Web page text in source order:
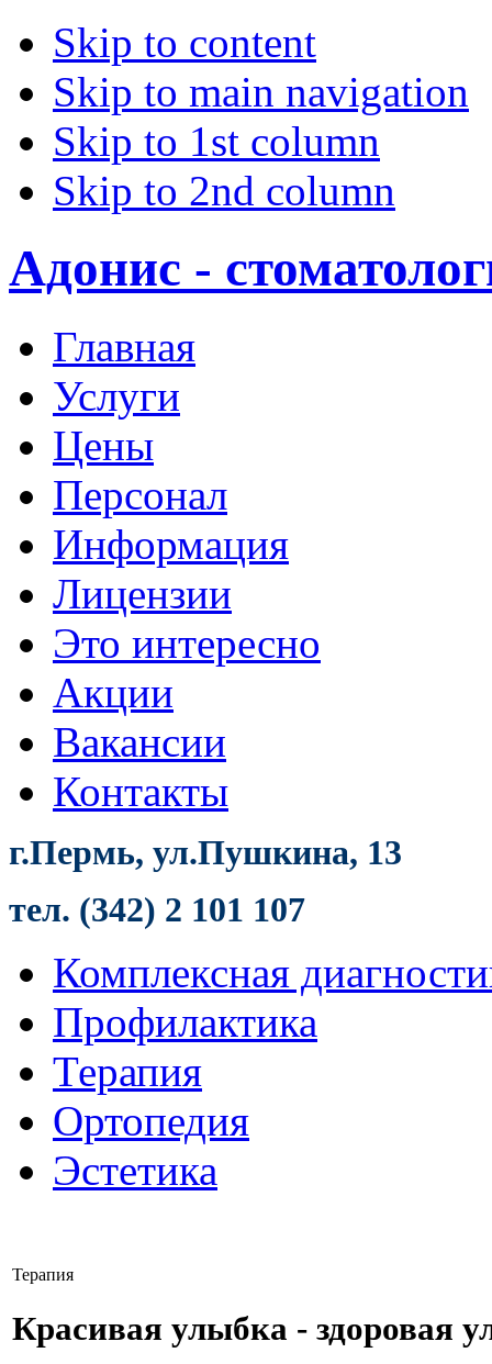
Skip to content
Skip to main navigation
Skip to 1st column
Skip to 2nd column
Адонис -
Главная
Услуги
Цены
Персонал
Информация
Лицензии
Это интересно
Акции
Вакансии
Контакты
г.Пермь, ул.Пушкина, 13
тел. (342) 2 101 107
Комплексная
Профилактика
Терапия
Ортопедия
Эстетика
Терапия
Красивая улыбка - здоровая